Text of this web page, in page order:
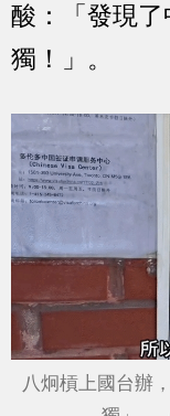
酸：「發現
獨！」。
八炯槓上國台辦